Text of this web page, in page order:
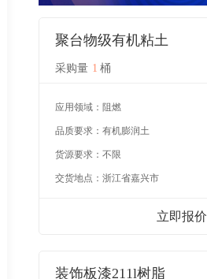
聚台物级有机粘土
采购量 1 桶
应用领域： 阻燃
品质要求： 有机膨润土
货源要求： 不限
交货地点： 浙江省嘉兴市
立即报价
装饰板漆211l树脂